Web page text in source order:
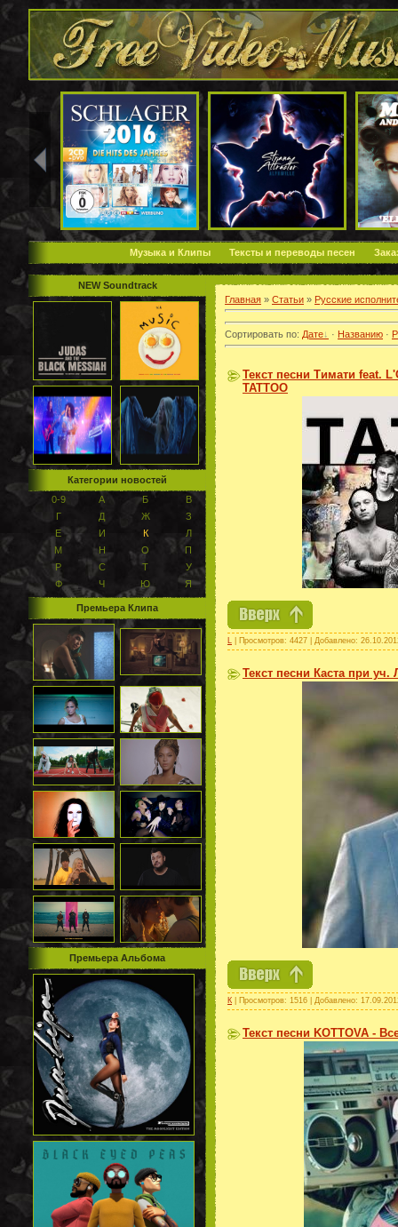
Музыка и Клипы Тексты и переводы песен
NEW Soundtrack
Категории новостей
0-9
А Б
В
Г
Д Ж
З
Е
И К
Л
М
Н О
П
Р
С Т
У
Ф
Ч Ю Я
Премьера Клипа
Премьера Альбома
Главная » Статьи » Русские
Сортировать по: Дате · Названию ·
Текст песни Тимати feat.
TATTOO
| Просмотров: 4427 | Добавлено:
Текст песни Каста при
К | Просмотров: 1516 | Добавлено:
Текст песни KOTTOVA -